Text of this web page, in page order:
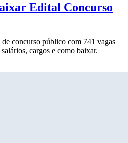
Edital Concurso
concurso público com 741 vagas
cargos e como baixar.